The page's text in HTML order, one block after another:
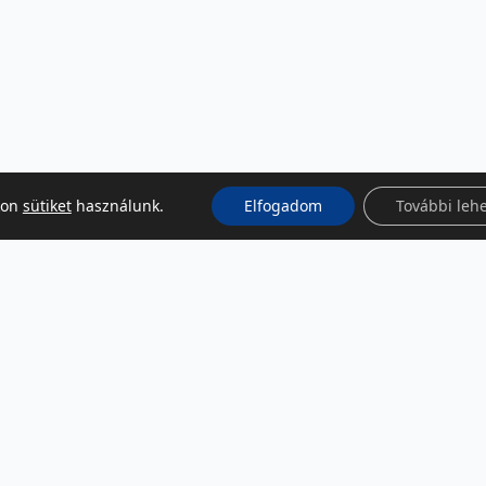
sütikethasználunk. Elfogadom További